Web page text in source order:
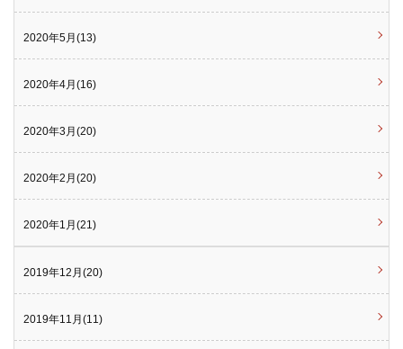
2020年5月(13)
2020年4月(16)
2020年3月(20)
2020年2月(20)
2020年1月(21)
2019年12月(20)
2019年11月(11)